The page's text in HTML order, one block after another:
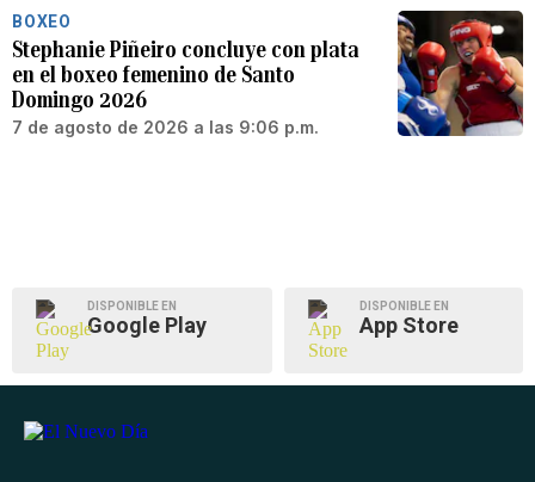
BOXEO
Stephanie Piñeiro concluye con plata
en el boxeo femenino de Santo
Domingo 2026
7 de agosto de 2026 a las 9:06 p.m.
DISPONIBLE EN
Google Play
DISPONIBLE EN
App Store